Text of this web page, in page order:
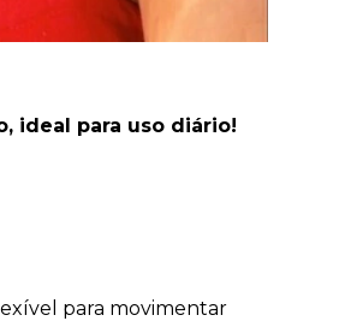
ideal para uso diário!
para movimentar